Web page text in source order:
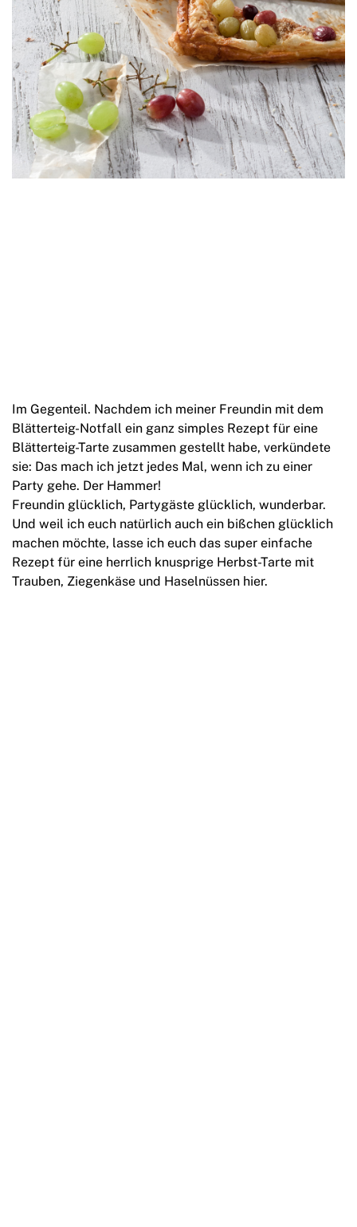
Im Gegenteil. Nachdem ich meiner Freundin mit dem
Blätterteig-Notfall ein ganz simples Rezept für eine
Blätterteig-Tarte zusammen gestellt habe, verkündete
sie: Das mach ich jetzt jedes Mal, wenn ich zu einer
Party gehe. Der Hammer!
Freundin glücklich, Partygäste glücklich, wunderbar.
Und weil ich euch natürlich auch ein bißchen glücklich
machen möchte, lasse ich euch das super einfache
Rezept für eine herrlich knusprige Herbst-Tarte mit
Trauben, Ziegenkäse und Haselnüssen hier.